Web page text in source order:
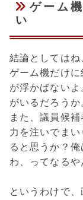
ゲーム
い
結論としてはね
ゲーム機だけ
が浮かばない
がいるだろうか
また、議員候
力を注いでま
ると思うか？
わ、ってなるや
というわけで